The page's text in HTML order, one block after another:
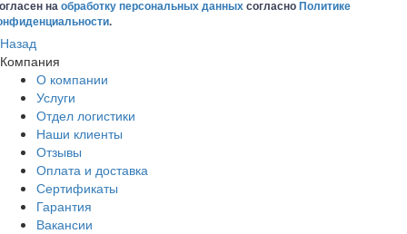
наобработку персональных данныхсогласноПолитике
.
Назад
Компания
О компании
Услуги
Отдел логистики
Наши клиенты
Отзывы
Оплата и доставка
Сертификаты
Гарантия
Вакансии